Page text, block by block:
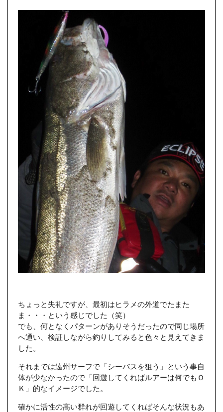
ちょっと失礼ですが、最初はヒラメの外道でたまた
ま・・・という感じでした（笑）
でも、何となくパターンがありそうだったので同じ場所
へ通い、検証しながら釣りしてみると色々と見えてきま
した。
それまでは遠州サーフで「シーバスを狙う」という事自
体が少なかったので「回遊してくればルアーは何でもＯ
Ｋ」的なイメージでした。
確かに活性の高い群れが回遊してくればそんな状況もあ